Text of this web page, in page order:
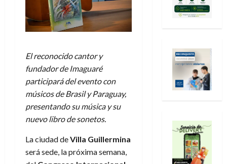
El reconocido cantor y
fundador de Imaguaré
participará del evento con
músicos de Brasil y Paraguay,
presentando su música y su
nuevo libro de sonetos.
La ciudad deVilla Guillermina
será sede, la próxima semana,